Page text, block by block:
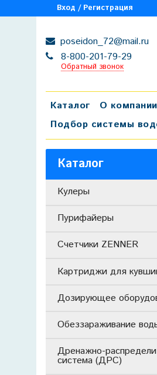
Вход / Регистрация
poseidon_72@mail.ru
8-800-201-79-29
Обратный звонок
Каталог О компании
Подбор системы
Каталог
Кулеры
Пурифайеры
Счетчики ZENNER
Картриджи для
Дозирующее
Обеззараживание
Дренажно-
система (ДРС)